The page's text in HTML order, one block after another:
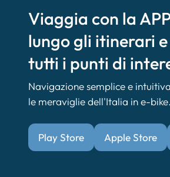
Viaggia con la
lungo gli itinerari
tutti i punti di
Navigazione semplice e
le meraviglie dell'Italia in e-bike.
Play Store Apple Store